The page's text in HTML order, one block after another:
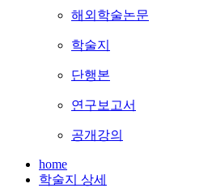
해외학술논문
학술지
단행본
연구보고서
공개강의
home
학술지 상세